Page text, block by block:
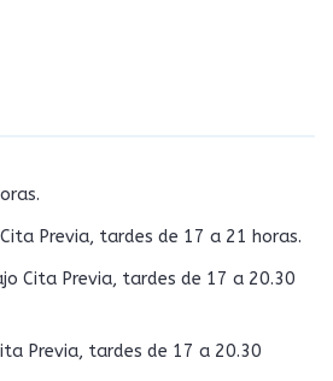
Previa, tardes de 17 a 21 horas.
Cita Previa, tardes de 17 a 20.30
Previa, tardes de 17 a 20.30